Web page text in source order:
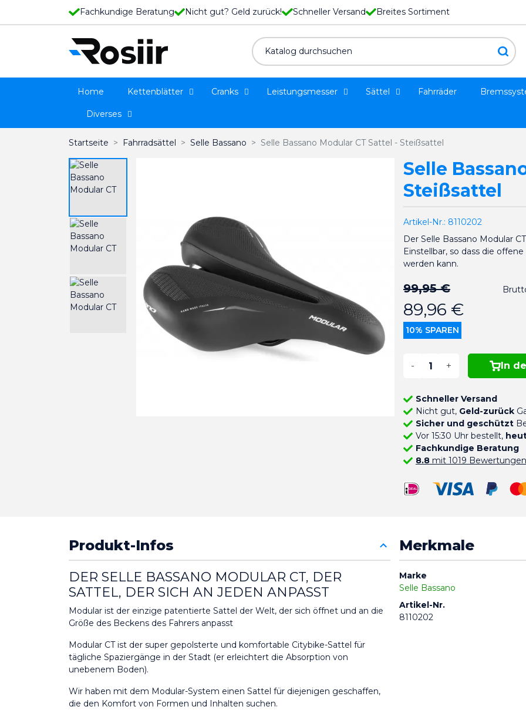
Fachkundige Beratung Nicht gut? Geld zurück! Schneller Versand Breites Sortiment
Home Kettenblätter Cranks Leistungsmesser Sättel Fahrräder
Diverses
Startseite Fahrradsättel Selle Bassano Selle Bassano Modular CT Sattel - Steißsattel
Selle
Steißsattel
Artikel-Nr.: 8110202
Der Selle Bassano Modular
Einstellbar, so dass die
werden kann.
99,95 €
89,96 €
10% SPAREN
- + In
Schneller Versand
Nicht gut, Geld-zurück
Sicher und geschützt
Vor 15:30 Uhr bestellt,
Fachkundige Beratung
8.8mit 1019 Bewertungen
Produkt-Infos
DER SELLE BASSANO MODULAR CT, DER
SATTEL, DER SICH AN JEDEN ANPASST
Modular ist der einzige patentierte Sattel der Welt, der sich öffnet und an die
Größe des Beckens des Fahrers anpasst
Modular CT ist der super gepolsterte und komfortable Citybike-Sattel für
tägliche Spaziergänge in der Stadt (er erleichtert die Absorption von
unebenem Boden).
Wir haben mit dem Modular-System einen Sattel für diejenigen geschaffen,
die den Komfort von Formen und Inhalten suchen.
Merkmale
Marke
Selle Bassano
Artikel-Nr.
8110202